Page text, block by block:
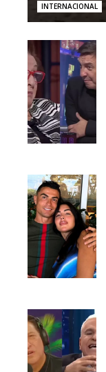
INTERNACIONAL